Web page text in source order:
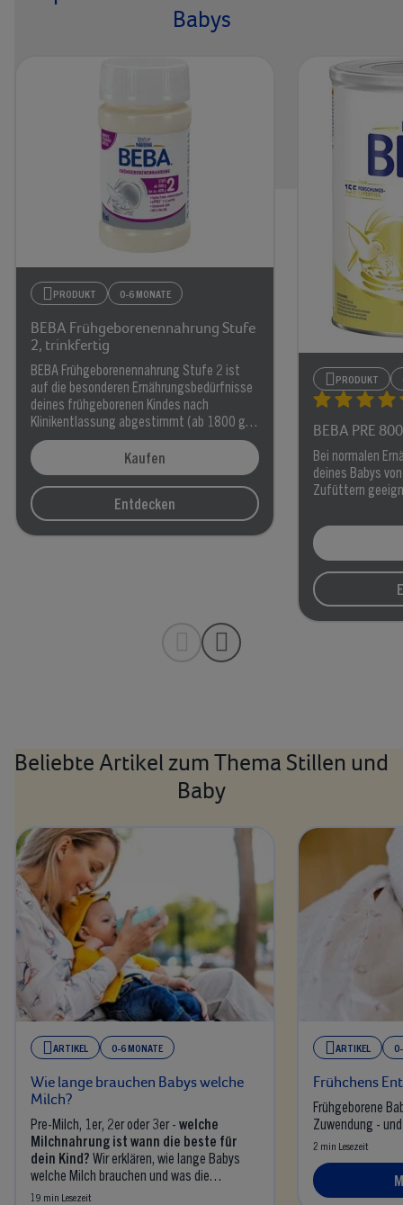
Babys
PRODUKT 0-6 MONATE
BEBA Frühgeborenennahrung Stufe
2, trinkfertig
BEBA Frühgeborenennahrung Stufe 2 ist
auf die besonderen Ernährungsbedürfnisse
deines frühgeborenen Kindes nach
Klinikentlassung abgestimmt (ab 1800 g
bis ca. 4000 g).
Kaufen
Entdecken
PRODUKT
BEBA PRE
Bei normalen
deines Babys
Zufüttern
Beliebte Artikel zum Thema Stillen und
Baby
ARTIKEL 0-6 MONATE
Wie lange brauchen Babys welche
Milch?
Pre-Milch, 1er, 2er oder 3er - welche
Milchnahrung ist wann die beste für
dein Kind? Wir erklären, wie lange Babys
welche Milch brauchen und was die
Unterschiede sind.
19 min Lesezeit
ARTIKEL
Frühchens
Frühgeborene
Zuwendung -
2 min Lesezeit